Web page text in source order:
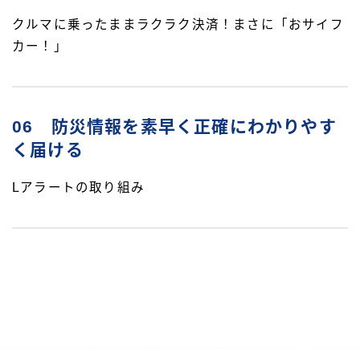
クルマに乗ったままラクラク決済！まさに「おサイフ
カー！」
06 防災情報を素早く正確にわかりやす
く届ける
Lアラートの取り組み